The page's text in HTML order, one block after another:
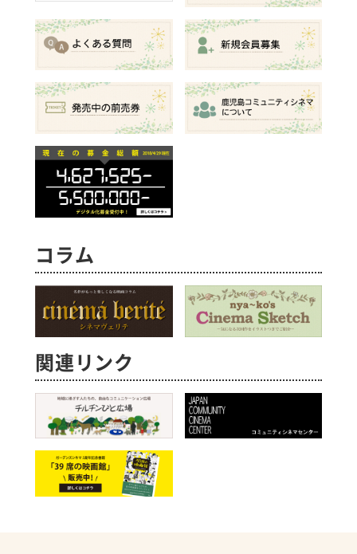
コラム
関連リンク